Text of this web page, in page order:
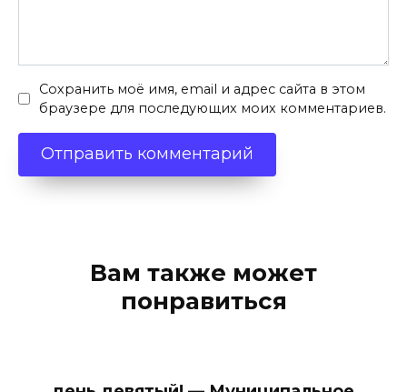
Сохранить моё имя, email и адрес сайта в этом
браузере для последующих моих комментариев.
Вам также может
понравиться